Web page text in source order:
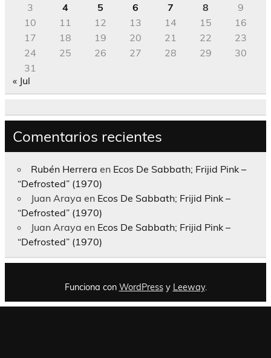
3
4 5 6 7 8
9
10
11 12 13 14 15
16
17
18 19 20 21 22
23
24
25 26 27 28 29
30
31
« Jul
Comentarios recientes
Rubén Herrera en Ecos De Sabbath; Frijid Pink –
“Defrosted” (1970)
Juan Araya en Ecos De Sabbath; Frijid Pink –
“Defrosted” (1970)
Juan Araya en Ecos De Sabbath; Frijid Pink –
“Defrosted” (1970)
Funciona con WordPressy Leeway.